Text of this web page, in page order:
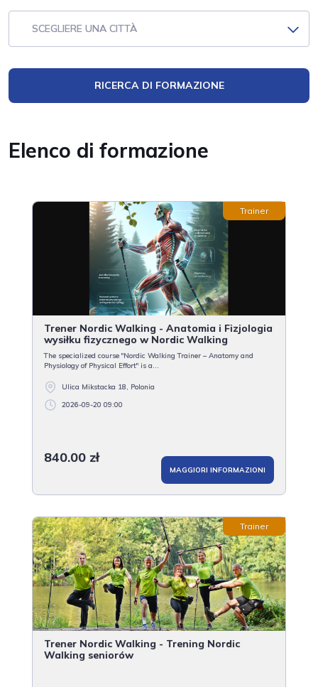
SCEGLIERE UNA CITTÀ
RICERCA DI FORMAZIONE
Elenco di formazione
Trainer
Trener Nordic Walking - Anatomia i Fizjologia
wysiłku fizycznego w Nordic Walking
The specialized course "Nordic Walking Trainer – Anatomy and
Physiology of Physical Effort" is a...
Ulica Mikstacka 18, Polonia
2026-09-20 09:00
840.00 zł
MAGGIORI INFORMAZIONI
Trainer
Trener Nordic Walking - Trening Nordic
Walking seniorów